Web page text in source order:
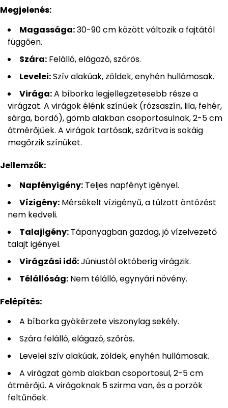
Megjelenés:
Magassága:30-90 cm között változik a fajtától
függően.
Szára: Felálló, elágazó, szőrös.
Levelei:Szív alakúak, zöldek, enyhén hullámosak.
Virága:A bíborka legjellegzetesebb része a
virágzat. A virágok élénk színűek (rózsaszín, lila, fehér,
sárga, bordó), gömb alakban csoportosulnak, 2-5 cm
átmérőjűek. A virágok tartósak, szárítva is sokáig
megőrzik színüket.
Jellemzők:
Napfényigény: Teljes napfényt igényel.
Vízigény: Mérsékelt vízigényű, a túlzott öntözést
nem kedveli.
Talajigény: Tápanyagban gazdag, jó vízelvezető
talajt igényel.
Virágzási idő:Júniustól októberig virágzik.
Télállóság: Nem télálló, egynyári növény.
Felépítés:
A bíborka gyökérzete viszonylag sekély.
Szára felálló, elágazó, szőrös.
Levelei szív alakúak, zöldek, enyhén hullámosak.
A virágzat gömb alakban csoportosul, 2-5 cm
átmérőjű. A virágoknak 5 szirma van, és a porzók
feltűnőek.